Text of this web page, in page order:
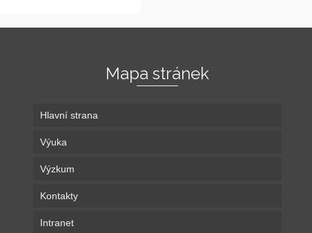
Mapa stránek
Hlavní strana
Výuka
Výzkum
Kontakty
Intranet